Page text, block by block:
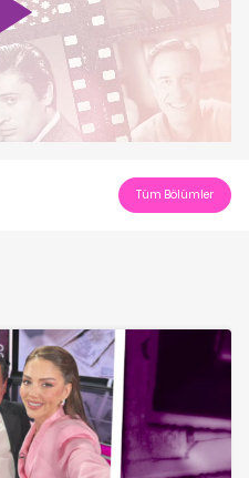
Play
Video
Tüm Bölümler